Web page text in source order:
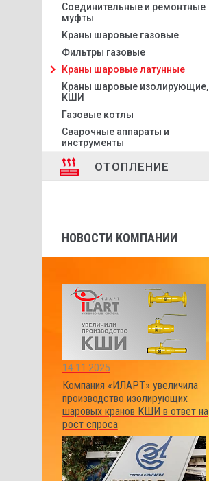
Соединительные и ремонтные
муфты
Краны шаровые газовые
Фильтры газовые
Краны шаровые латунные
Краны шаровые изолирующие,
КШИ
Газовые котлы
Сварочные аппараты и
инструменты
ОТОПЛЕНИЕ
НОВОСТИ КОМПАНИИ
14.11.2025
Компания «ИЛАРТ» увеличила
производство изолирующих
шаровых кранов КШИ в ответ на
рост спроса